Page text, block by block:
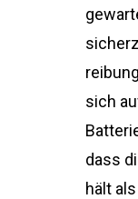
sich
dass
hält